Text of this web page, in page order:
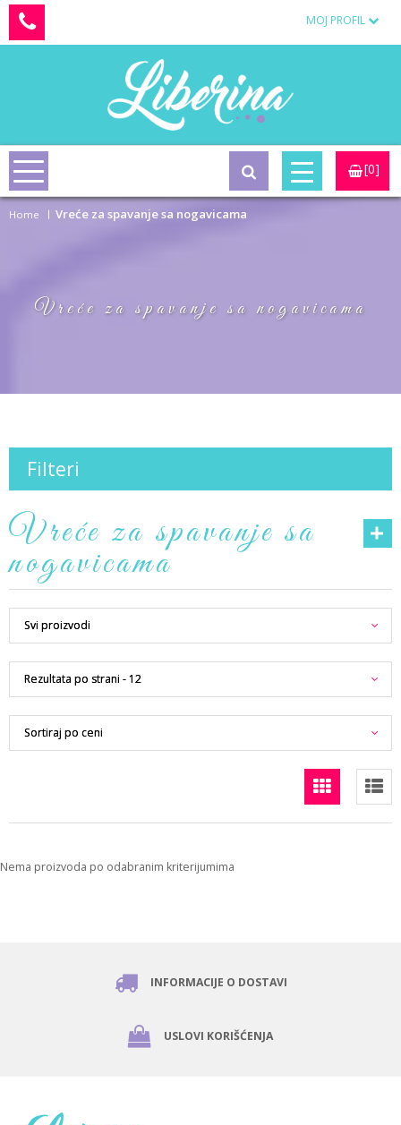
MOJ PROFIL
[0]
Vreće za spavanje sa nogavicama
Home Vreće za spavanje sa nogavicama
Filteri
Vreće za spavanje sa
nogavicama
Nema proizvoda po odabranim kriterijumima
INFORMACIJE O DOSTAVI
USLOVI KORIŠĆENJA